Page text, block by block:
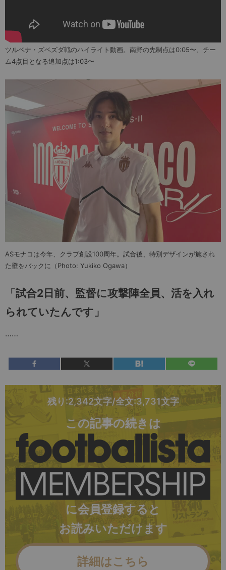
ツルベナ・ズベズダ戦のハイライト動画。南野の先制点は0:05〜、チー
ム4点目となる追加点は1:03〜
ASモナコは今年、クラブ創設100周年。試合後、特別デザインが施され
た壁をバックに（Photo: Yukiko Ogawa）
「試合2 日前、監督に攻撃陣全員、活を入れ
られていたんです」
……
残り:2,342文字/全文:3,731文字
この記事の続きは
に会員登録すると
お読みいただけます
詳細はこちら